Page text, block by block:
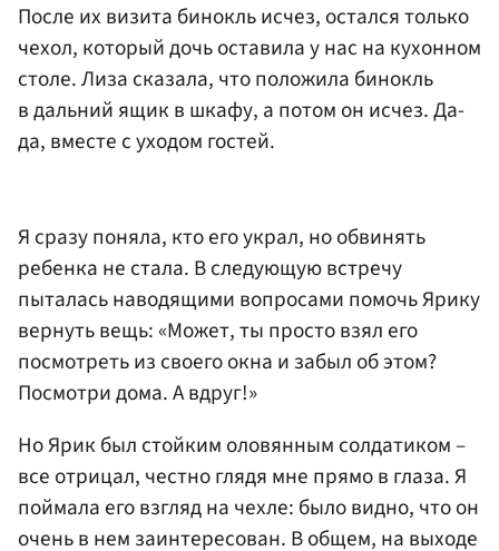
После их визита бинокль исчез, остался только
чехол, который дочь оставила у нас на кухонном
столе. Лиза сказала, что положила бинокль
в дальний ящик в шкафу, а потом он исчез. Да-
да, вместе с уходом гостей.
Я сразу поняла, кто его украл, но обвинять
ребенка не стала. В следующую встречу
пыталась наводящими вопросами помочь Ярику
вернуть вещь: «Может, ты просто взял его
посмотреть из своего окна и забыл об этом?
Посмотри дома. А вдруг!»
Но Ярик был стойким оловянным солдатиком –
все отрицал, честно глядя мне прямо в глаза. Я
поймала его взгляд на чехле: было видно, что он
очень в нем заинтересован. В общем, на выходе